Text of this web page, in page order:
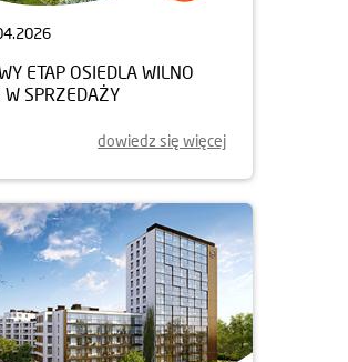
ETAP OSIEDLA WILNO
W SPRZEDAŻY
dowiedz się więcej